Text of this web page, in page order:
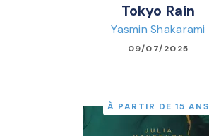
Tokyo Rain
Yasmin Shakarami
09/07/2025
À PARTIR DE 15 ANS